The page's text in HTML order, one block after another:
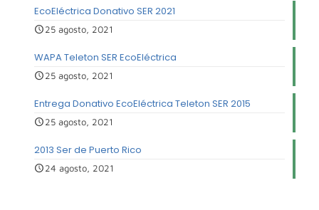
EcoEléctrica Donativo SER 2021
25 agosto, 2021
WAPA Teleton SER EcoEléctrica
25 agosto, 2021
Entrega Donativo EcoEléctrica Teleton SER 2015
25 agosto, 2021
2013 Ser de Puerto Rico
24 agosto, 2021